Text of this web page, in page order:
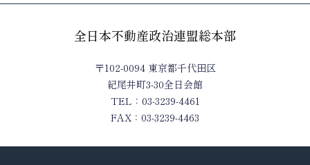
全日本不動産政治連盟総本部
〒102-0094 東京都千代田区
紀尾井町3-30全日会館
TEL：03-3239-4461
FAX：03-3239-4463